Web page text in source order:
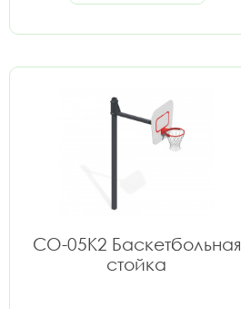
СО-05К2 Баскетбольная
стойка